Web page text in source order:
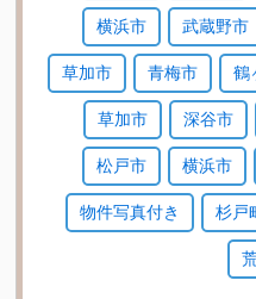
横浜市 武蔵野市
草加市 青梅市 鶴
草加市 深谷市
松戸市 横浜市
物件写真付き 杉戸